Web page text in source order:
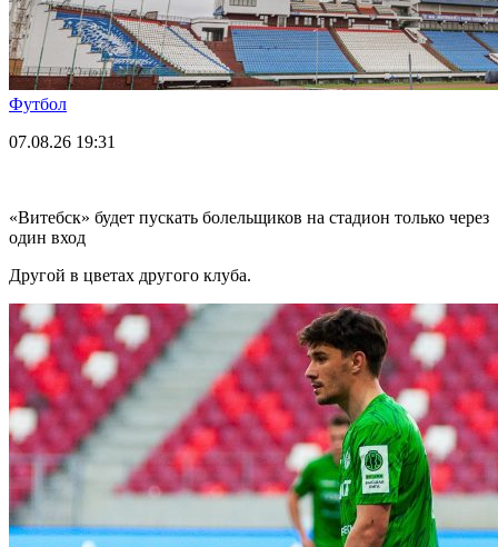
Футбол
07.08.26 19:31
«Витебск» будет пускать болельщиков на стадион только через
один вход
Другой в цветах другого клуба.